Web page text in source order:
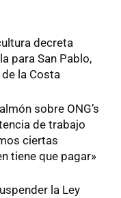
decreta
para San Pablo,
la Costa
sobre ONG’s
de trabajo
ciertas
tiene que pagar»
la Ley